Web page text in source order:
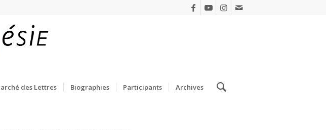
des Lettres Biographies Participants Archives